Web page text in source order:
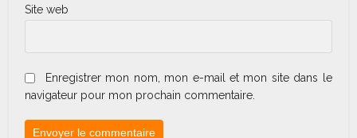
Site web
Enregistrer mon nom, mon e-mail et mon site dans le
navigateur pour mon prochain commentaire.